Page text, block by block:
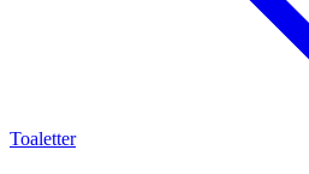
Toaletter